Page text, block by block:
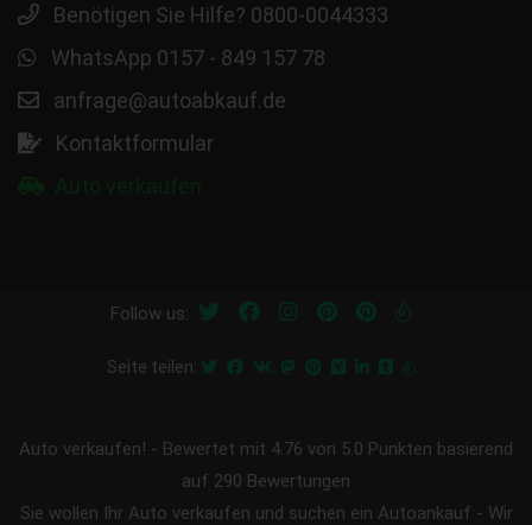
Benötigen Sie Hilfe? 0800-0044333
WhatsApp 0157 - 849 157 78
anfrage@autoabkauf.de
Kontaktformular
Follow us:
Seite teilen:
Auto verkaufen! - Bewertet mit 4.76 von 5.0 Punkten basierend
auf 290 Bewertungen
Sie wollen Ihr Auto verkaufen und suchen ein Autoankauf - Wir